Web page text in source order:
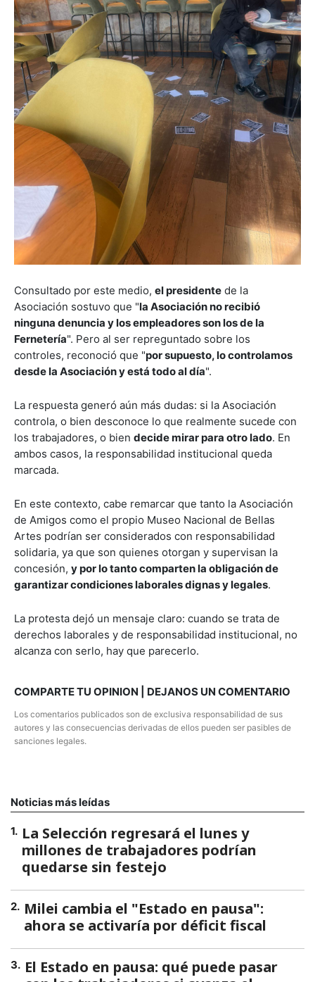
Consultado por este medio, el presidente de la
Asociación sostuvo que "la Asociación no recibió
ninguna denuncia y los empleadores son los de la
Fernetería". Pero al ser repreguntado sobre los
controles, reconoció que "por supuesto, lo controlamos
desde la Asociación y está todo al día".
La respuesta generó aún más dudas: si la Asociación
controla, o bien desconoce lo que realmente sucede con
los trabajadores, o bien decide mirar para otro lado. En
ambos casos, la responsabilidad institucional queda
marcada.
En este contexto, cabe remarcar que tanto la Asociación
de Amigos como el propio Museo Nacional de Bellas
Artes podrían ser considerados con responsabilidad
solidaria, ya que son quienes otorgan y supervisan la
concesión, y por lo tanto comparten la obligación de
garantizar condiciones laborales dignas y legales.
La protesta dejó un mensaje claro: cuando se trata de
derechos laborales y de responsabilidad institucional, no
alcanza con serlo, hay que parecerlo.
COMPARTE TU OPINION | DEJANOS UN COMENTARIO
Los comentarios publicados son de exclusiva responsabilidad de sus
autores y las consecuencias derivadas de ellos pueden ser pasibles de
sanciones legales.
Noticias más leídas
1. La Selección regresará el lunes y
millones de trabajadores podrían
quedarse sin festejo
2. Milei cambia el "Estado en pausa":
ahora se activaría por déficit fiscal
3. El Estado en pausa: qué puede pasar